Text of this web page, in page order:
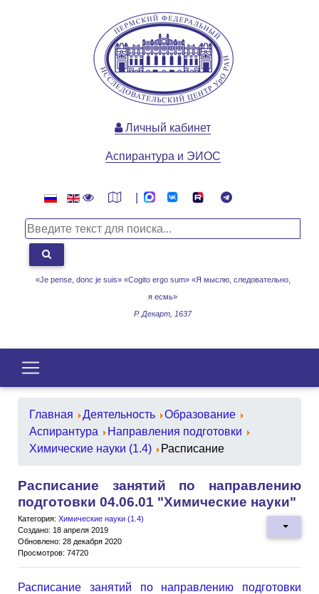
«Je pense, donc je suis» «Cogito ergo sum» «Я мыслю, следовательно,
я есмь»
Р. Декарт, 1637
Личный кабинет
Аспирантура и ЭИОС
Главная Деятельность
Образование
Аспирантура
Направления подготовки
Химические науки (1.4)
Расписание
Расписание занятий по направлению
подготовки 04.06.01 "Химические науки"
Категория: Химические науки (1.4)
Создано: 18 апреля 2019
Обновлено: 28 декабря 2020
Просмотров: 74720
Расписание занятий по направлению подготовки